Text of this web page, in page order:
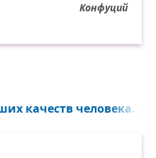
Конфуций
качеств человека...